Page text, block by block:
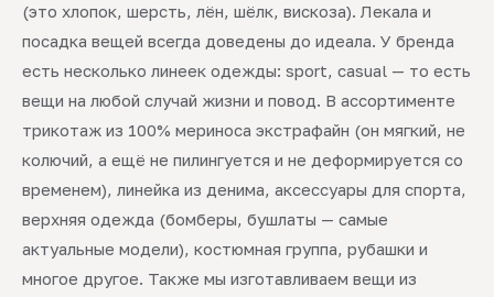
(это хлопок, шерсть, лён, шёлк, вискоза). Лекала и
посадка вещей всегда доведены до идеала. У бренда
есть несколько линеек одежды: sport, casual — то есть
вещи на любой случай жизни и повод. В ассортименте
трикотаж из 100% мериноса экстрафайн (он мягкий, не
колючий, а ещё не пилингуется и не деформируется со
временем), линейка из денима, аксессуары для спорта,
верхняя одежда (бомберы, бушлаты — самые
актуальные модели), костюмная группа, рубашки и
многое другое. Также мы изготавливаем вещи из